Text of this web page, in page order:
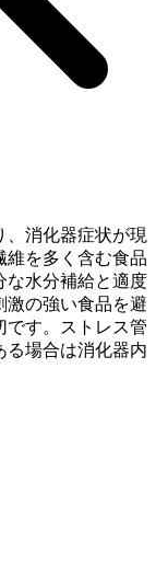
、消化器症状が現
維を多く含む食品
な水分補給と適度
激の強い食品を避
です。ストレス管
る場合は消化器内